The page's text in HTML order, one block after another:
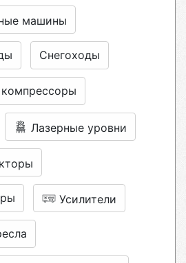
машины
Снегоходы
Лазерные уровни
Усилители